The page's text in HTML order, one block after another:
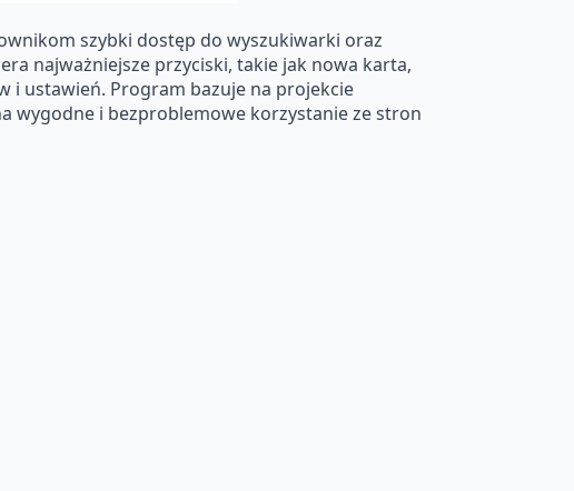
szybki dostęp do wyszukiwarki oraz
najważniejsze przyciski, takie jak nowa karta,
i ustawień. Program bazuje na projekcie
wygodne i bezproblemowe korzystanie ze stron